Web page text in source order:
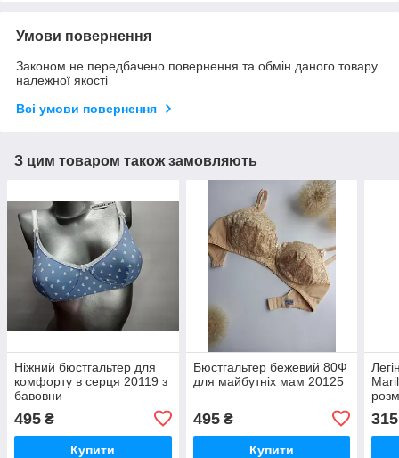
Умови повернення
Законом не передбачено повернення та обмін даного товару
належної якості
Всі умови повернення
З цим товаром також замовляють
Ніжний бюстгальтер для
комфорту в серця 20119 з
бавовни
495 ₴
Купити
Бюстгальтер бежевий 80Ф
для майбутніх мам 20125
495₴
Купити
315